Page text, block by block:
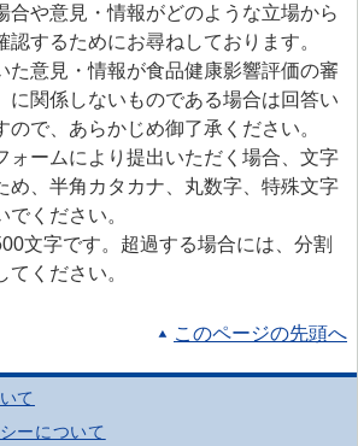
合や意見・情報がどのような立場から
認するためにお尋ねしております。
た意見・情報が食品健康影響評価の審
に関係しないものである場合は回答い
ので、あらかじめ御了承ください。
ォームにより提出いただく場合、文字
め、半角カタカナ、丸数字、特殊文字
でください。
文字です。超過する場合には、分割
てください。
このページの先頭へ
て
ーについて